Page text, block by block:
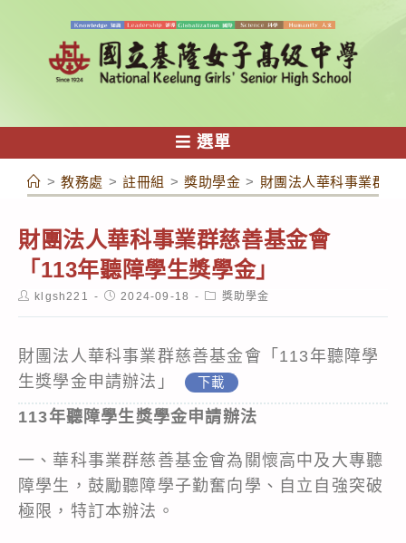
容
選單
> 教務處 > 註冊組 > 獎助學金 > 財團法人華科事業群
財團法人華科事業群慈善基金會
「113年聽障學生獎學金」
Postklgsh221
Post2024-09-18
Post獎助學金
財團法人華科事業群慈善基金會「113年聽障學
生獎學金申請辦法」
下載
113年聽障學生獎學金申請辦法
一、華科事業群慈善基金會為關懷高中及大專聽
障學生，鼓勵聽障學子勤奮向學、自立自強突破
極限，特訂本辦法。